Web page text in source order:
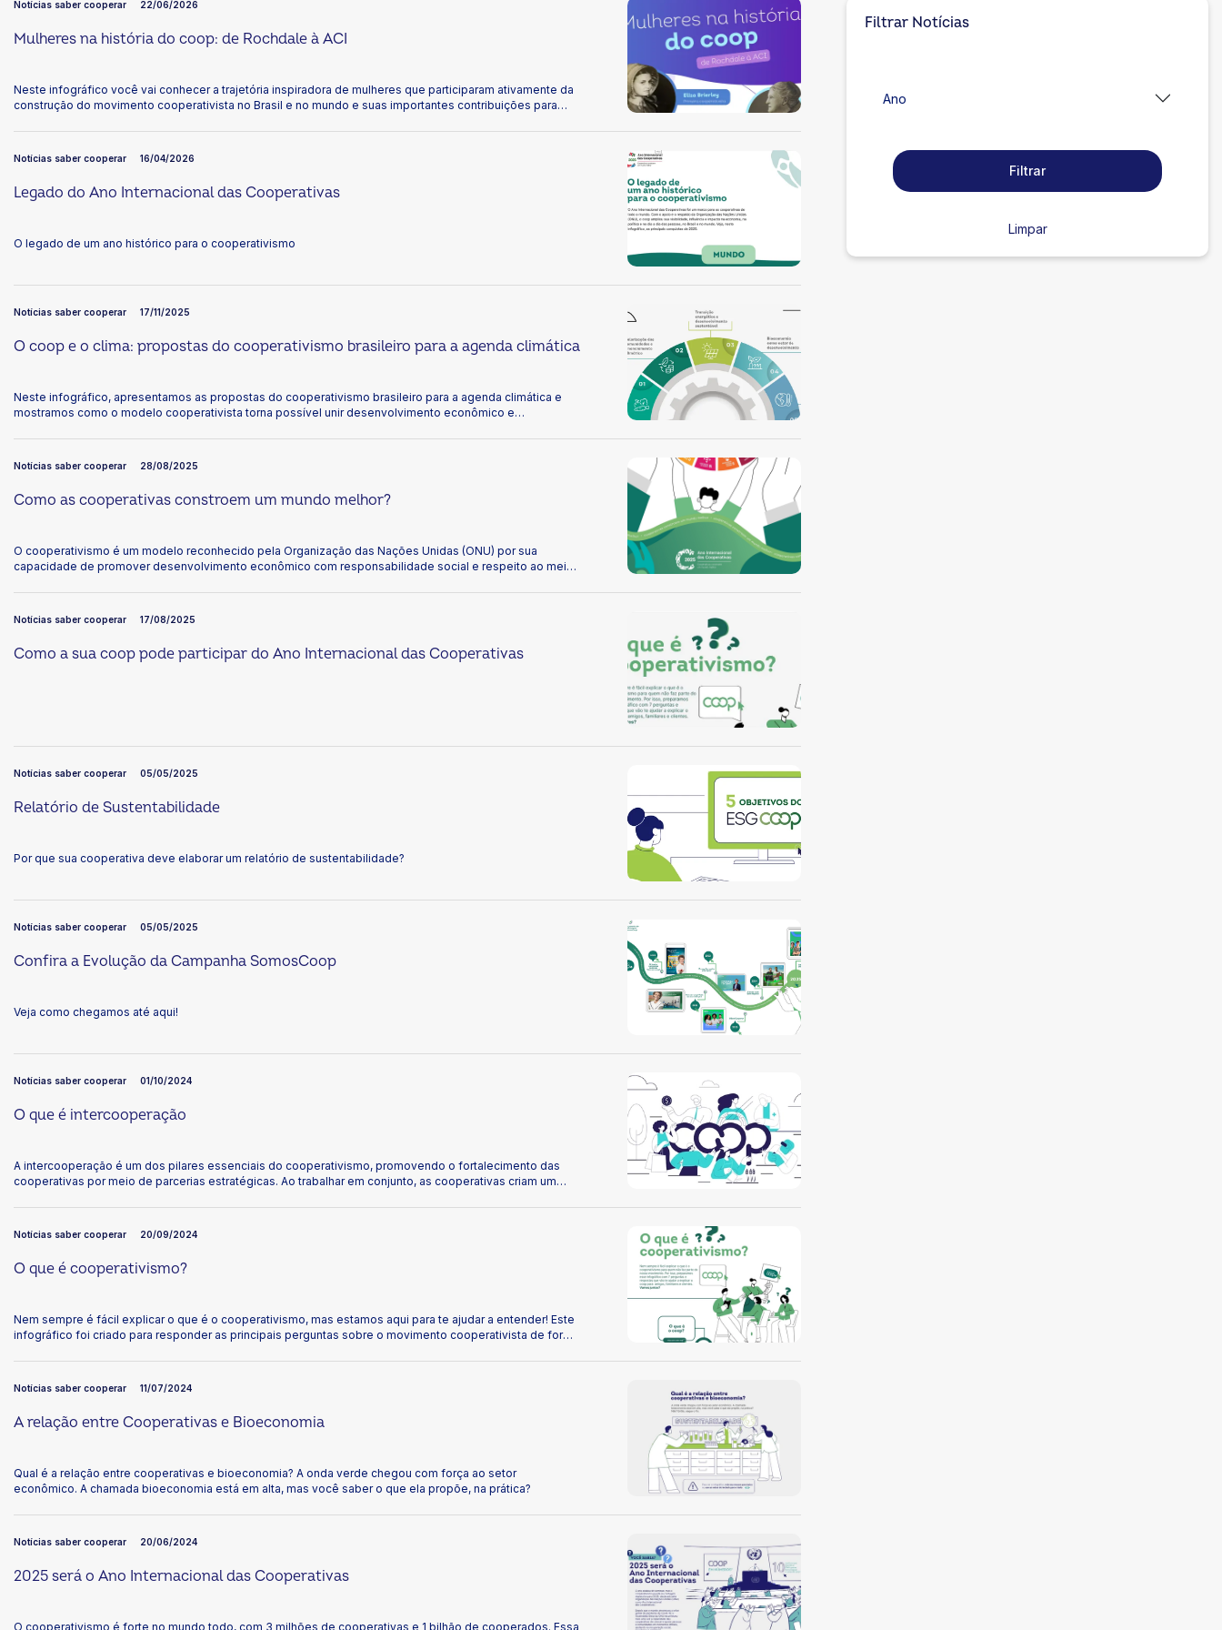
Notícias saber cooperar 22/06/2026
Mulheres na história do coop: de Rochdale à ACI
Neste infográfico você vai conhecer a trajetória inspiradora de mulheres que participaram ativamente da
construção do movimento cooperativista no Brasil e no mundo e suas importantes contribuições para
Notícias saber cooperar 16/04/2026
Legado do Ano Internacional das Cooperativas
O legado de um ano histórico para o cooperativismo
Notícias saber cooperar 17/11/2025
O coop e o clima: propostas do cooperativismo brasileiro para a agenda climática
Neste infográfico, apresentamos as propostas do cooperativismo brasileiro para a agenda climática e
mostramos como o modelo cooperativista torna possível unir desenvolvimento econômico e
responsável dos recursos naturais reforçamos o papel das cooperativas como parte essencial das
soluções para enfrentar a crise climática.
Notícias saber cooperar 28/08/2025
Como as cooperativas constroem um mundo melhor?
O cooperativismo é um modelo reconhecido pela Organização das Nações Unidas (ONU) por sua
capacidade de promover desenvolvimento econômico com responsabilidade social e respeito ao meio
(ODS), uma série de metas para construir um mundo mais justo e próspero até 2030. Descubra no
infográfico interativo como as cooperativas contribuem para cada ODS.
Notícias saber cooperar 17/08/2025
Como a sua coop pode participar do Ano Internacional das Cooperativas
Notícias saber cooperar 05/05/2025
Relatório de Sustentabilidade
Por que sua cooperativa deve elaborar um relatório de sustentabilidade?
Notícias saber cooperar 05/05/2025
Confira a Evolução da Campanha SomosCoop
Veja como chegamos até aqui!
Notícias saber cooperar 01/10/2024
O que é intercooperação
A intercooperação é um dos pilares essenciais do cooperativismo, promovendo o fortalecimento das
cooperativas por meio de parcerias estratégicas. Ao trabalhar em conjunto, as cooperativas criam um
valor aos seus membros. Essa união entre diferentes cooperativas, tanto em nível local quanto
internacional, potencializa o movimento cooperativista e solidifica sua presença no mercado.
Notícias saber cooperar 20/09/2024
O que é cooperativismo?
Nem sempre é fácil explicar o que é o cooperativismo, mas estamos aqui para te ajudar a entender! Este
infográfico foi criado para responder as principais perguntas sobre o movimento cooperativista de forma
propósito, como funciona e quem pode participar. Vamos juntos explorar o poder da cooperação e como
ela impacta a vida de pessoas e comunidades. Clique nos tópicos abaixo e descubra mais!
Notícias saber cooperar 11/07/2024
A relação entre Cooperativas e Bioeconomia
Qual é a relação entre cooperativas e bioeconomia? A onda verde chegou com força ao setor
econômico. A chamada bioeconomia está em alta, mas você saber o que ela propõe, na prática?
Notícias saber cooperar 20/06/2024
2025 será o Ano Internacional das Cooperativas
O cooperativismo é forte no mundo todo, com 3 milhões de cooperativas e 1 bilhão de cooperados. Essa
Filtrar Notícias
Ano
Filtrar
Limpar